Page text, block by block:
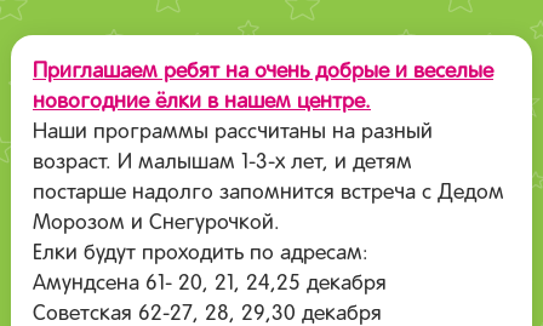
Приглашаем ребят на очень добрые и веселые
новогодние ёлки в нашем центре.
Наши программы рассчитаны на разный
возраст. И малышам 1-3-х лет, и детям
постарше надолго запомнится встреча с Дедом
Морозом и Снегурочкой.
Елки будут проходить по адресам:
Амундсена 61- 20, 21, 24,25 декабря
Советская 62-27, 28, 29,30 декабря